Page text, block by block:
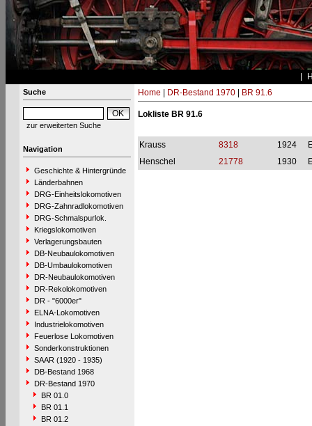
Suche
zur erweiterten Suche
Navigation
Geschichte & Hintergründe
Länderbahnen
DRG-Einheitslokomotiven
DRG-Zahnradlokomotiven
DRG-Schmalspurlok.
Kriegslokomotiven
Verlagerungsbauten
DB-Neubaulokomotiven
DB-Umbaulokomotiven
DR-Neubaulokomotiven
DR-Rekolokomotiven
DR - "6000er"
ELNA-Lokomotiven
Industrielokomotiven
Feuerlose Lokomotiven
Sonderkonstruktionen
SAAR (1920 - 1935)
DB-Bestand 1968
DR-Bestand 1970
BR 01.0
BR 01.1
BR 01.2
Home DR-Bestand 1970| BR 91.6
Lokliste BR 91.6
Krauss 8318 1924
Henschel
21778 1930